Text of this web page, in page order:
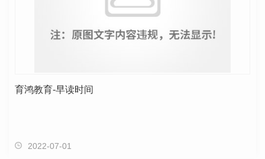
育鸿教育-早读时间
2022-07-01